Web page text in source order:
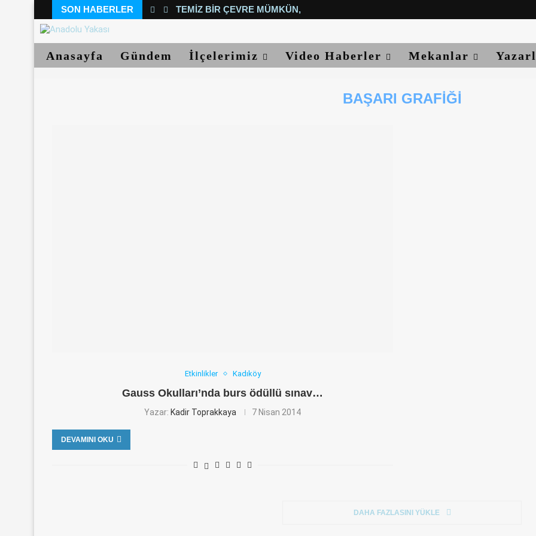
SON HABERLER TEMIZ BIR ÇEVRE MÜMKÜN, YETER...
Anasayfa Gündem İlçelerimiz Video Haberler Mekanlar
BAŞARI GRAFIĞI
Etkinlikler Kadıköy
Gauss Okulları’nda burs ödüllü sınav…
Yazar: Kadir Toprakkaya 7 Nisan 2014
DEVAMINI OKU
DAHA FAZLASINI YÜKLE